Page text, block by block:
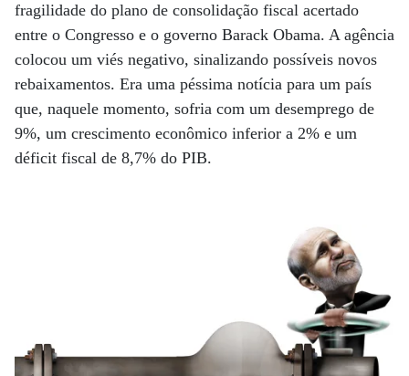
fragilidade do plano de consolidação fiscal acertado
entre o Congresso e o governo Barack Obama. A agência
colocou um viés negativo, sinalizando possíveis novos
rebaixamentos. Era uma péssima notícia para um país
que, naquele momento, sofria com um desemprego de
9%, um crescimento econômico inferior a 2% e um
déficit fiscal de 8,7% do PIB.